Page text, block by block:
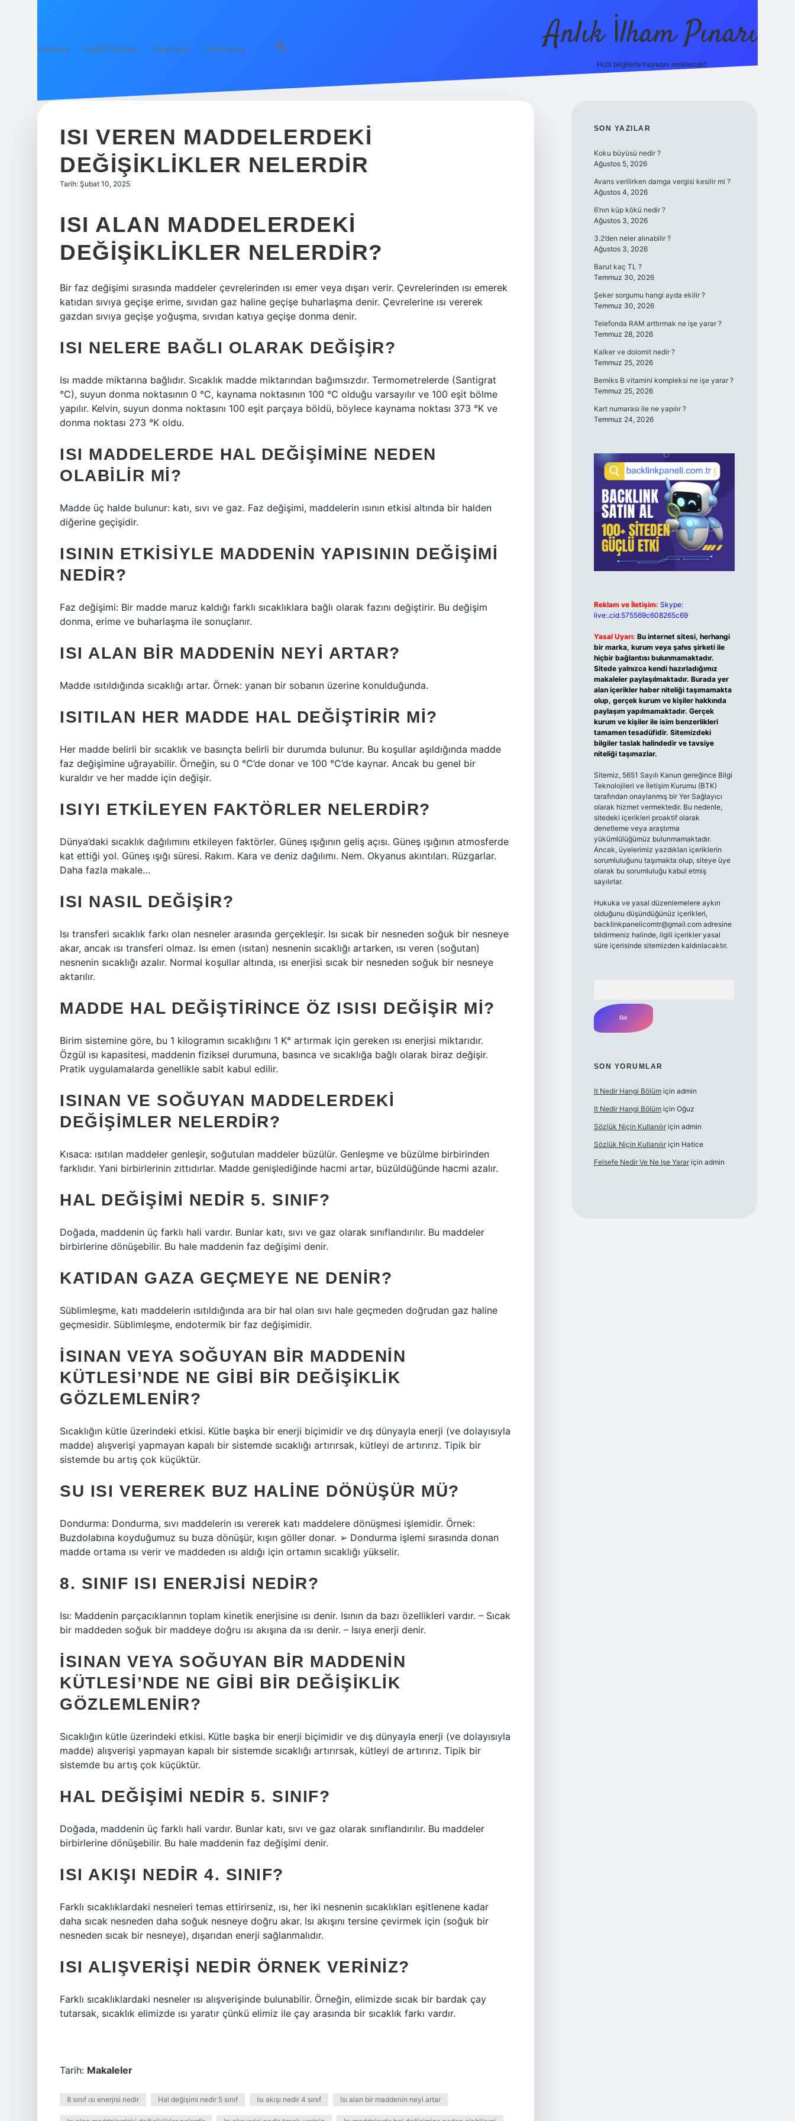
Anasayfa Gizlilik Politikası Yasal Uyarı Hakkımızda Anlık İlham Pınarı
Hızlı bilgilerle hayatını renklendir!
ISI VEREN MADDELERDEKI
DEĞIŞIKLIKLER NELERDIR
Tarih: Şubat 10, 2025
ISI ALAN MADDELERDEKI
DEĞIŞIKLIKLER NELERDIR?
Bir faz değişimi sırasında maddeler çevrelerinden ısı emer veya dışarı verir. Çevrelerinden ısı emerek
katıdan sıvıya geçişe erime, sıvıdan gaz haline geçişe buharlaşma denir. Çevrelerine ısı vererek
gazdan sıvıya geçişe yoğuşma, sıvıdan katıya geçişe donma denir.
ISI NELERE BAĞLI OLARAK DEĞIŞIR?
Isı madde miktarına bağlıdır. Sıcaklık madde miktarından bağımsızdır. Termometrelerde (Santigrat
°C), suyun donma noktasının 0 °C, kaynama noktasının 100 °C olduğu varsayılır ve 100 eşit bölme
yapılır. Kelvin, suyun donma noktasını 100 eşit parçaya böldü, böylece kaynama noktası 373 °K ve
donma noktası 273 °K oldu.
ISI MADDELERDE HAL DEĞIŞIMINE NEDEN
OLABILIR MI?
Madde üç halde bulunur: katı, sıvı ve gaz. Faz değişimi, maddelerin ısının etkisi altında bir halden
diğerine geçişidir.
ISININ ETKISIYLE MADDENIN YAPISININ DEĞIŞIMI
NEDIR?
Faz değişimi: Bir madde maruz kaldığı farklı sıcaklıklara bağlı olarak fazını değiştirir. Bu değişim
donma, erime ve buharlaşma ile sonuçlanır.
ISI ALAN BIR MADDENIN NEYI ARTAR?
Madde ısıtıldığında sıcaklığı artar. Örnek: yanan bir sobanın üzerine konulduğunda.
ISITILAN HER MADDE HAL DEĞIŞTIRIR MI?
Her madde belirli bir sıcaklık ve basınçta belirli bir durumda bulunur. Bu koşullar aşıldığında madde
faz değişimine uğrayabilir. Örneğin, su 0 °C’de donar ve 100 °C’de kaynar. Ancak bu genel bir
kuraldır ve her madde için değişir.
ISIYI ETKILEYEN FAKTÖRLER NELERDIR?
Dünya’daki sıcaklık dağılımını etkileyen faktörler. Güneş ışığının geliş açısı. Güneş ışığının atmosferde
kat ettiği yol. Güneş ışığı süresi. Rakım. Kara ve deniz dağılımı. Nem. Okyanus akıntıları. Rüzgarlar.
Daha fazla makale…
ISI NASIL DEĞIŞIR?
Isı transferi sıcaklık farkı olan nesneler arasında gerçekleşir. Isı sıcak bir nesneden soğuk bir nesneye
akar, ancak ısı transferi olmaz. Isı emen (ısıtan) nesnenin sıcaklığı artarken, ısı veren (soğutan)
nesnenin sıcaklığı azalır. Normal koşullar altında, ısı enerjisi sıcak bir nesneden soğuk bir nesneye
aktarılır.
MADDE HAL DEĞIŞTIRINCE ÖZ ISISI DEĞIŞIR MI?
Birim sistemine göre, bu 1 kilogramın sıcaklığını 1 K° artırmak için gereken ısı enerjisi miktarıdır.
Özgül ısı kapasitesi, maddenin fiziksel durumuna, basınca ve sıcaklığa bağlı olarak biraz değişir.
Pratik uygulamalarda genellikle sabit kabul edilir.
ISINAN VE SOĞUYAN MADDELERDEKI
DEĞIŞIMLER NELERDIR?
Kısaca: ısıtılan maddeler genleşir, soğutulan maddeler büzülür. Genleşme ve büzülme birbirinden
farklıdır. Yani birbirlerinin zıttıdırlar. Madde genişlediğinde hacmi artar, büzüldüğünde hacmi azalır.
HAL DEĞIŞIMI NEDIR 5. SINIF?
Doğada, maddenin üç farklı hali vardır. Bunlar katı, sıvı ve gaz olarak sınıflandırılır. Bu maddeler
birbirlerine dönüşebilir. Bu hale maddenin faz değişimi denir.
KATIDAN GAZA GEÇMEYE NE DENIR?
Süblimleşme, katı maddelerin ısıtıldığında ara bir hal olan sıvı hale geçmeden doğrudan gaz haline
geçmesidir. Süblimleşme, endotermik bir faz değişimidir.
İSINAN VEYA SOĞUYAN BIR MADDENIN
KÜTLESI’NDE NE GIBI BIR DEĞIŞIKLIK
GÖZLEMLENIR?
Sıcaklığın kütle üzerindeki etkisi. Kütle başka bir enerji biçimidir ve dış dünyayla enerji (ve dolayısıyla
madde) alışverişi yapmayan kapalı bir sistemde sıcaklığı artırırsak, kütleyi de artırırız. Tipik bir
sistemde bu artış çok küçüktür.
SU ISI VEREREK BUZ HALINE DÖNÜŞÜR MÜ?
Dondurma: Dondurma, sıvı maddelerin ısı vererek katı maddelere dönüşmesi işlemidir. Örnek:
Buzdolabına koyduğumuz su buza dönüşür, kışın göller donar. ➢ Dondurma işlemi sırasında donan
madde ortama ısı verir ve maddeden ısı aldığı için ortamın sıcaklığı yükselir.
8. SINIF ISI ENERJISI NEDIR?
Isı: Maddenin parçacıklarının toplam kinetik enerjisine ısı denir. Isının da bazı özellikleri vardır. – Sıcak
bir maddeden soğuk bir maddeye doğru ısı akışına da ısı denir. – Isıya enerji denir.
İSINAN VEYA SOĞUYAN BIR MADDENIN
KÜTLESI’NDE NE GIBI BIR DEĞIŞIKLIK
GÖZLEMLENIR?
Sıcaklığın kütle üzerindeki etkisi. Kütle başka bir enerji biçimidir ve dış dünyayla enerji (ve dolayısıyla
madde) alışverişi yapmayan kapalı bir sistemde sıcaklığı artırırsak, kütleyi de artırırız. Tipik bir
sistemde bu artış çok küçüktür.
HAL DEĞIŞIMI NEDIR 5. SINIF?
Doğada, maddenin üç farklı hali vardır. Bunlar katı, sıvı ve gaz olarak sınıflandırılır. Bu maddeler
birbirlerine dönüşebilir. Bu hale maddenin faz değişimi denir.
ISI AKIŞI NEDIR 4. SINIF?
Farklı sıcaklıklardaki nesneleri temas ettirirseniz, ısı, her iki nesnenin sıcaklıkları eşitlenene kadar
daha sıcak nesneden daha soğuk nesneye doğru akar. Isı akışını tersine çevirmek için (soğuk bir
nesneden sıcak bir nesneye), dışarıdan enerji sağlanmalıdır.
ISI ALIŞVERIŞI NEDIR ÖRNEK VERINIZ?
Farklı sıcaklıklardaki nesneler ısı alışverişinde bulunabilir. Örneğin, elimizde sıcak bir bardak çay
tutarsak, sıcaklık elimizde ısı yaratır çünkü elimiz ile çay arasında bir sıcaklık farkı vardır.
Tarih: Makaleler
8 sınıf ısı enerjisi nedir Hal değişimi nedir 5 sınıf Isı akışı nedir 4 sınıf Isı alan bir maddenin neyi artar
SIDEBAR
SON YAZILAR
Koku büyüsü nedir ?
Ağustos 5, 2026
Avans verilirken damga vergisi kesilir mi ?
Ağustos 4, 2026
6’nın küp kökü nedir ?
Ağustos 3, 2026
3.2’den neler alınabilir ?
Ağustos 3, 2026
Barut kaç TL ?
Temmuz 30, 2026
Şeker sorgumu hangi ayda ekilir ?
Temmuz 30, 2026
Telefonda RAM arttırmak ne işe yarar ?
Temmuz 28, 2026
Kalker ve dolomit nedir ?
Temmuz 25, 2026
Bemiks B vitamini kompleksi ne işe yarar ?
Temmuz 25, 2026
Kart numarası ile ne yapılır ?
Temmuz 24, 2026
Reklam ve İletişim: Skype:
live:.cid.575569c608265c69
Yasal Uyarı: Bu internet sitesi, herhangi
bir marka, kurum veya şahıs şirketi ile
hiçbir bağlantısı bulunmamaktadır.
Sitede yalnızca kendi hazırladığımız
makaleler paylaşılmaktadır. Burada yer
alan içerikler haber niteliği taşımamakta
olup, gerçek kurum ve kişiler hakkında
paylaşım yapılmamaktadır. Gerçek
kurum ve kişiler ile isim benzerlikleri
tamamen tesadüfidir. Sitemizdeki
bilgiler taslak halindedir ve tavsiye
niteliği taşımazlar.
Sitemiz, 5651 Sayılı Kanun gereğince Bilgi
Teknolojileri ve İletişim Kurumu (BTK)
tarafından onaylanmış bir Yer Sağlayıcı
olarak hizmet vermektedir. Bu nedenle,
sitedeki içerikleri proaktif olarak
denetleme veya araştırma
yükümlülüğümüz bulunmamaktadır.
Ancak, üyelerimiz yazdıkları içeriklerin
sorumluluğunu taşımakta olup, siteye üye
olarak bu sorumluluğu kabul etmiş
sayılırlar.
Hukuka ve yasal düzenlemelere aykırı
olduğunu düşündüğünüz içerikleri,
backlinkpanelicomtr@gmail.comadresine
bildirmeniz halinde, ilgili içerikler yasal
süre içerisinde sitemizden kaldırılacaktır.
SON YORUMLAR
It Nedir Hangi Bölümiçin admin
It Nedir Hangi Bölümiçin Oğuz
Sözlük Niçin Kullanılıriçin admin
Sözlük Niçin Kullanılıriçin Hatice
Felsefe Nedir Ve Ne Işe Yarariçin admin